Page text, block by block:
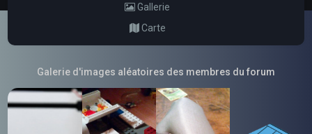
Gallerie
Carte
Galerie d'images aléatoires des membres du forum